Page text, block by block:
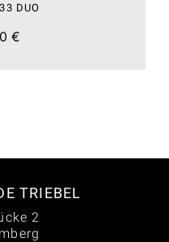
DUO
€
TRIEBEL
2